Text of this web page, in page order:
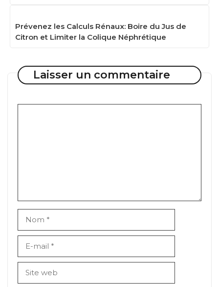
Prévenez les Calculs Rénaux: Boire du Jus de
Citron et Limiter la Colique Néphrétique
Laisser un commentaire
mail
web